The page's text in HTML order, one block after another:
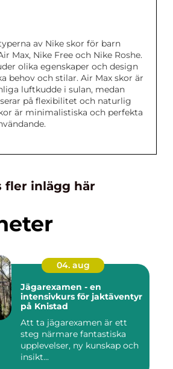
av Nike skor för barn
Max, Nike Free och Nike Roshe.
olika egenskaper och design
behov och stilar. Air Max skor är
luftkudde i sulan, medan
på flexibilitet och naturlig
är minimalistiska och perfekta
fler inlägg här
04. aug
Jägarexamen - en
intensivkurs för jaktäventyr
på Knistad
Att ta jägarexamen är ett
steg närmare fantastiska
upplevelser, ny kunskap och
insikt...